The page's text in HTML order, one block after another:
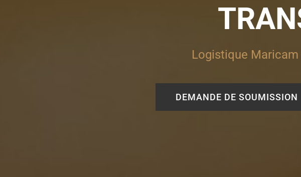
Logistique
DEMANDE DE SOUMISSION